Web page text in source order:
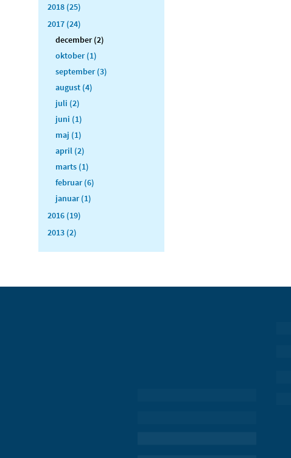
2018 (25)
2017 (24)
december (2)
oktober (1)
september (3)
august (4)
juli (2)
juni (1)
maj (1)
april (2)
marts (1)
februar (6)
januar (1)
2016 (19)
2013 (2)